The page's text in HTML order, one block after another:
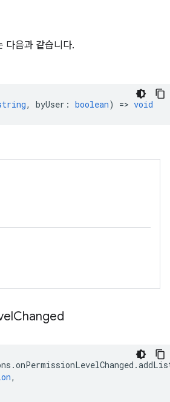
다음과 같습니다.
, byUser : boolean) => void
Changed
.onPermissionLevelChanged .
,